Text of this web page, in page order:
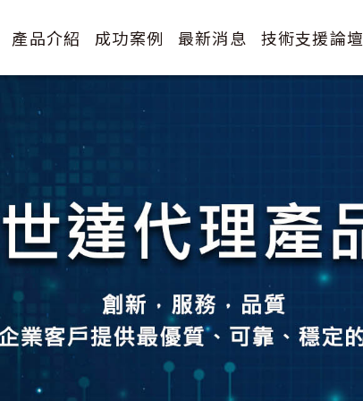
產品介紹 成功案例 最新消息 技術支援論壇